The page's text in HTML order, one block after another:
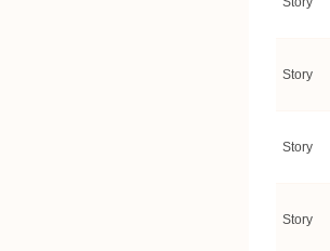
Story
Story
Story